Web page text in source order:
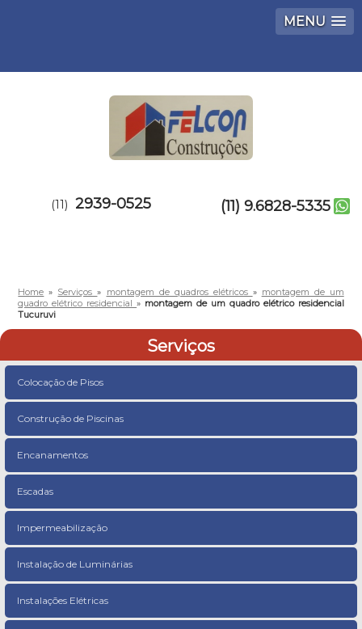
MENU
(11) 2939-0525 (11) 9.6828-5335
Home » Serviços» montagem de quadros elétricos » montagem de um
quadro elétrico residencial» montagem de um quadro elétrico residencial
Tucuruvi
Serviços
Colocação de Pisos
Construção de Piscinas
Encanamentos
Escadas
Impermeabilização
Instalação de Luminárias
Instalações Elétricas